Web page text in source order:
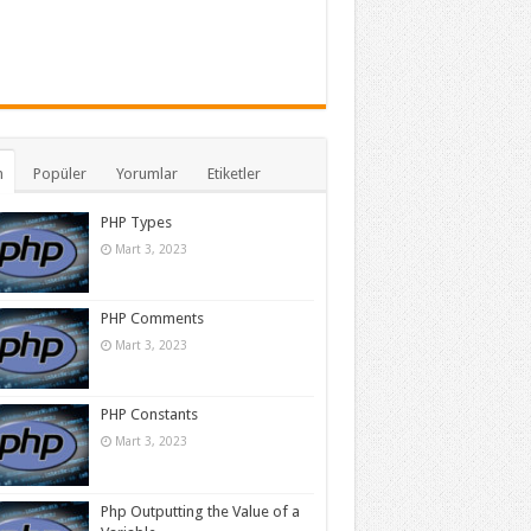
Popüler Yorumlar Etiketler
PHP Types
Mart 3, 2023
PHP Comments
Mart 3, 2023
PHP Constants
Mart 3, 2023
Php Outputting the Value of a